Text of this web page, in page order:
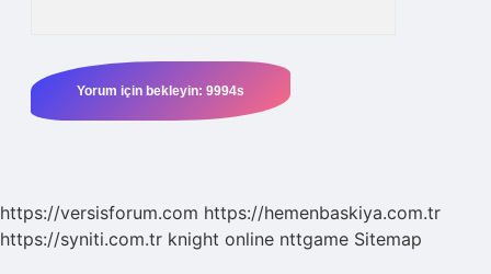
https://versisforum.com https://hemenbaskiya.com.tr
https://syniti.com.tr knight online nttgame Sitemap